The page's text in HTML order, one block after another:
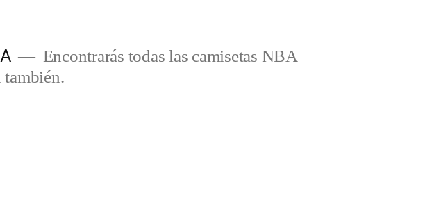
Encontrarás todas las camisetas NBA
también.